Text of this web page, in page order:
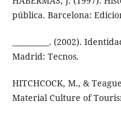
pública. Barcelona:
__________. (2002).
Madrid: Tecnos.
HITCHCOCK, M., &
Material Culture of